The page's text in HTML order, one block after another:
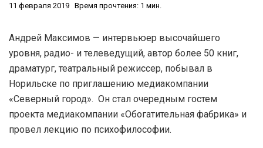
11 февраля 2019 Время прочтения: 1 мин.
Андрей Максимов — интервьюер высочайшего
уровня, радио- и телеведущий, автор более 50 книг,
драматург, театральный режиссер, побывал в
Норильске по приглашению медиакомпании
«Северный город». Он стал очередным гостем
проекта медиакомпании «Обогатительная фабрика» и
провел лекцию по психофилософии.